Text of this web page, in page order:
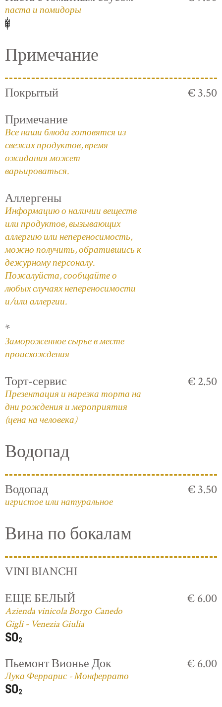
паста и помидоры
Примечание
Покрытый
€ 3.50
Примечание
Все наши блюда готовятся из
свежих продуктов, время
ожидания может
варьироваться.
Аллергены
Информацию о наличии веществ
или продуктов, вызывающих
аллергию или непереносимость,
можно получить, обратившись к
дежурному персоналу.
Пожалуйста, сообщайте о
любых случаях непереносимости
и/или аллергии.
*
Замороженное сырье в месте
происхождения
Торт-сервис
Презентация и нарезка торта на
дни рождения и мероприятия
(цена на человека)
€ 2.50
Водопад
Водопад
игристое или натуральное
€ 3.50
Вина по бокалам
VINI BIANCHI
ЕЩЕ БЕЛЫЙ
Azienda vinicola Borgo Canedo
Gigli - Venezia Giulia
€ 6.00
Пьемонт Вионье Док
Лука Феррарис - Монферрато
€ 6.00